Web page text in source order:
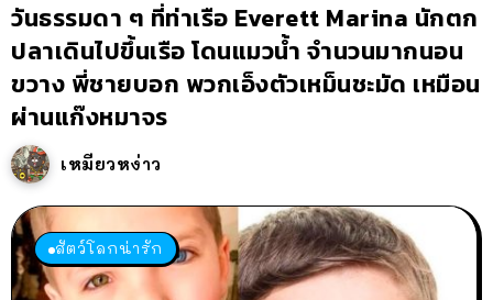
วันธรรมดา ๆ ที่ท่าเรือ Everett Marina นักตก
ปลาเดินไปขึ้นเรือ โดนแมวน้ำ จำนวนมากนอน
ขวาง พี่ชายบอก พวกเอ็งตัวเหม็นชะมัด เหมือน
ผ่านแก๊งหมาจร
เหมียวหง่าว
สัตว์โลกน่ารัก